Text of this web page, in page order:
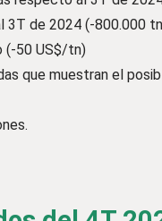
3T de 2024 (-800.000
(-50 US$/tn)
que muestran el